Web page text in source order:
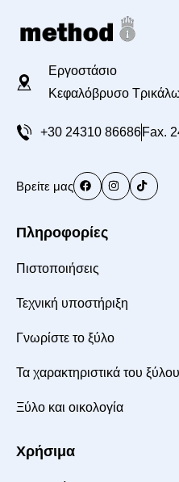
Εργοστάσιο
Κεφαλόβρυσο
+30 24310 86686Fax.
Βρείτε μας
Πληροφορίες
Πιστοποιήσεις
Τεχνική υποστήριξη
Γνωρίστε το ξύλο
Τα χαρακτηριστικά του ξύλου
Ξύλο και οικολογία
Χρήσιμα